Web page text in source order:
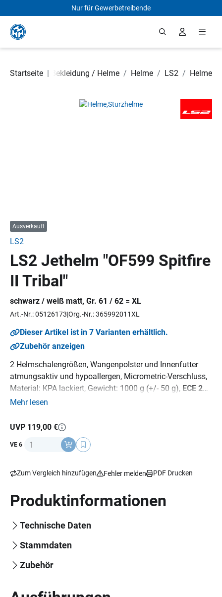
Zum Hauptinhalt springen
Nur für Gewerbetreibende
Startseite |
Rollerteile Bekleidung / Helme / Helme / LS2 / Helme
Bildergalerie überspringen
Ausverkauft
LS2
LS2 Jethelm "OF599 Spitfire
II Tribal"
schwarz / weiß matt, Gr. 61 / 62 = XL
Art.-Nr.: 05126173 Org.-Nr.: 365992011XL
Dieser Artikel ist in 7 Varianten erhältlich.
Zubehör anzeigen
2 Helmschalengrößen, Wangenpolster und Innenfutter
atmungsaktiv und hypoallergen, Micrometric-Verschluss,
Material: KPA lackiert, Gewicht: 1000 g (+/- 50 g), ECE 22-
06Norm.
Mehr lesen
UVP 119,00 €
VE 6 Anzahl
Zum Vergleich hinzufügen Fehler melden PDF Drucken
Produktinformationen
Technische Daten
Stammdaten
Zubehör